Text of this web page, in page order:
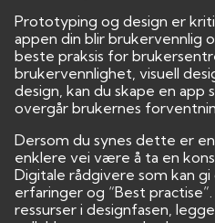
Prototyping og design er
appen din blir brukervennlig
beste praksis for
brukervennlighet, visuell
design, kan du skape en
overgår brukernes
Dersom du synes dette er
enklere vei være å ta en
Digitale rådgivere som kan
erfaringer og “Best
ressurser i designfasen,